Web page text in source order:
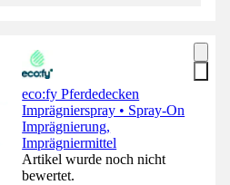
eco:fy Pferdedecken
Imprägnierspray • Spray-On
Imprägnierung,
Imprägniermittel
Artikel wurde noch nicht
bewertet.